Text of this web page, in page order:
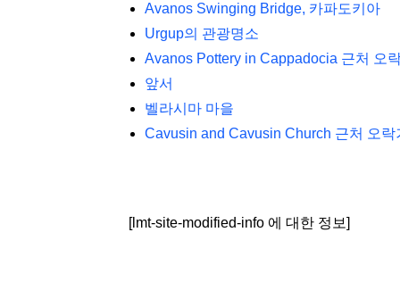
Avanos Swinging Bridge, 카파도키아
Urgup의 관광명소
Avanos Pottery in Cappadocia 근처 오
앞서
벨라시마 마을
Cavusin and Cavusin Church 근처 오락
[lmt-site-modified-info 에 대한 정보]